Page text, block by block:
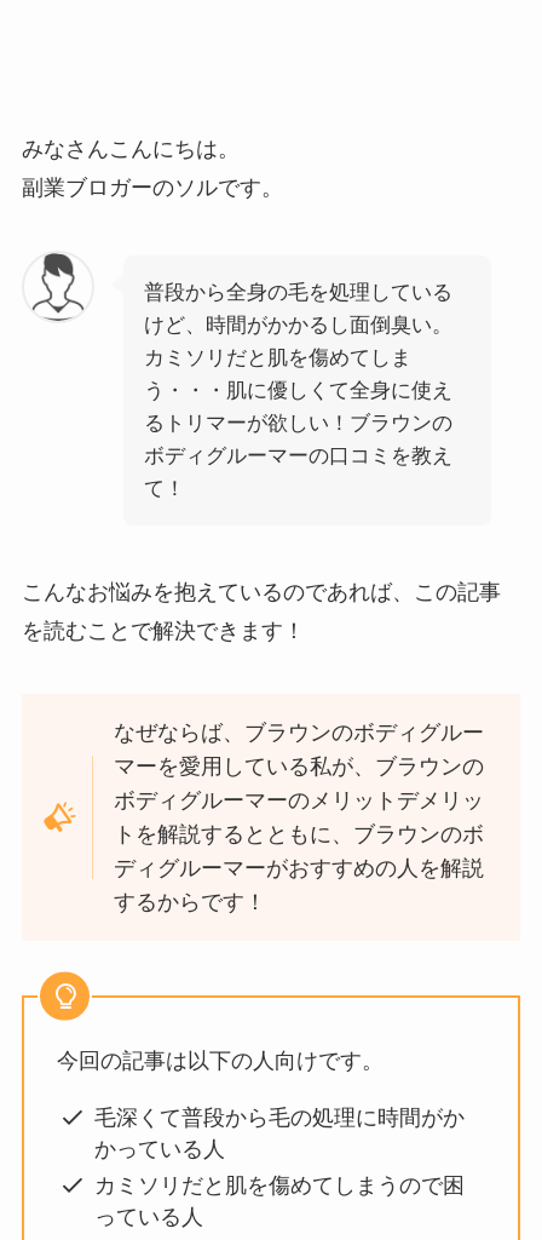
みなさんこんにちは。
副業ブロガーのソルです。
普段から全身の毛を処理している
けど、時間がかかるし面倒臭い。
カミソリだと肌を傷めてしま
う・・・肌に優しくて全身に使え
るトリマーが欲しい！ブラウンの
ボディグルーマーの口コミを教え
て！
こんなお悩みを抱えているのであれば、この記事
を読むことで解決できます！
なぜならば、ブラウンのボディグルー
マーを愛用している私が、ブラウンの
ボディグルーマーのメリットデメリッ
トを解説するとともに、ブラウンのボ
ディグルーマーがおすすめの人を解説
するからです！
今回の記事は以下の人向けです。
毛深くて普段から毛の処理に時間がか
かっている人
カミソリだと肌を傷めてしまうので困
っている人